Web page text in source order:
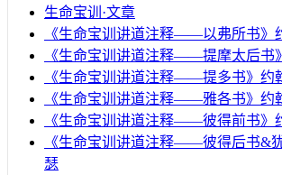
生命宝训·文章
《生命宝训讲道注释——以弗所书》
《生命宝训讲道注释——提摩太后书
《生命宝训讲道注释——提多书》约
《生命宝训讲道注释——雅各书》约
《生命宝训讲道注释——彼得前书》
《生命宝训讲道注释——彼得后书&
瑟